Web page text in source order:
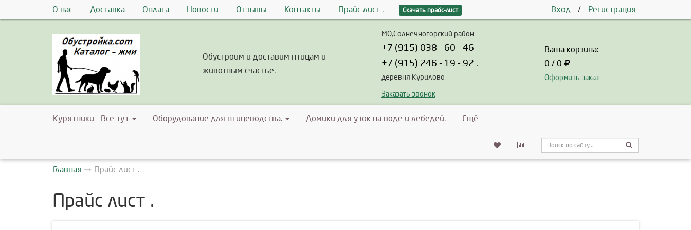
О нас Доставка Оплата Новости Отзывы Контакты Прайс лист . Скачать прайс-лист Вход / Регистрация
Обустроим и доставим птицам и
животным счастье.
МО,Солнечногорский район
+7 (915) 038 - 60 - 46
+7 (915) 246 - 19 - 92 .
деревня Курилово
Заказать звонок
Ваша корзина:
0 / 0
Оформить заказ
Курятники - Все тут Оборудование для птицеводства. Домики для уток на воде и лебедей. Ещё
Главная Прайс лист .
Прайс лист .